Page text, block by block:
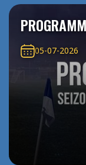
05-07-2026